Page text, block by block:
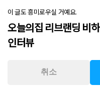
Team
싶다는 꿈을 현실로
이 글도 흥미로우실 거예요.
오늘의집 리브랜딩 비
인터뷰
취소